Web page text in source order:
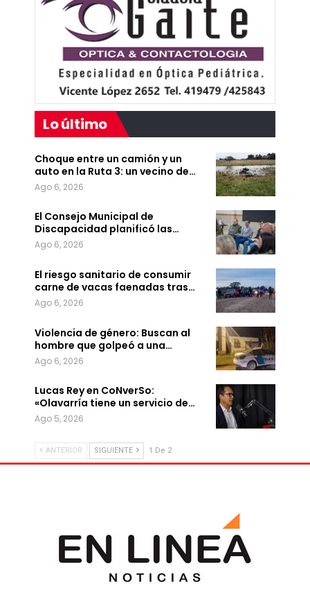
Lo último
Choque entre un camión y un
auto en la Ruta 3: un vecino de…
Ago 6, 2026
El Consejo Municipal de
Discapacidad planificó las…
Ago 6, 2026
El riesgo sanitario de consumir
carne de vacas faenadas tras…
Ago 6, 2026
Violencia de género: Buscan al
hombre que golpeó a una…
Ago 6, 2026
Lucas Rey en CoNverSo:
«Olavarría tiene un servicio de…
Ago 5, 2026
ANTERIOR SIGUIENTE 1 De 2